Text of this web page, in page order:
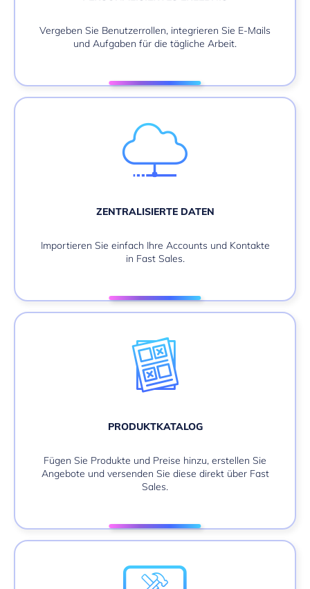
Vergeben Sie Benutzerrollen, integrieren Sie E-Mails
und Aufgaben für die tägliche Arbeit.
ZENTRALISIERTE DATEN
Importieren Sie einfach Ihre Accounts und Kontakte
in Fast Sales.
PRODUKTKATALOG
Fügen Sie Produkte und Preise hinzu, erstellen Sie
Angebote und versenden Sie diese direkt über Fast
Sales.